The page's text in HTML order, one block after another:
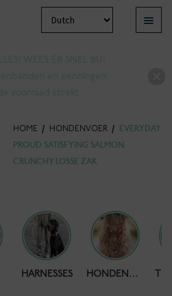
door
naar
Menu
HOME / HONDENVOER / EVERYDAY
PROUD SATISFYING SALMON
CRUNCHY LOSSE ZAK
HARNESSES HONDENKETTING